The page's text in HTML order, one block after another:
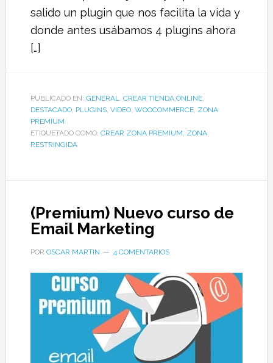
salido un plugin que nos facilita la vida y
donde antes usábamos 4 plugins ahora
[…]
PUBLICADO EN: GENERAL, CREAR TIENDA ONLINE,
DESTACADO, PLUGINS, VIDEO, WOOCOMMERCE, ZONA
PREMIUM
ETIQUETADO COMO: CREAR ZONA PREMIUM, ZONA
RESTRINGIDA
(Premium) Nuevo curso de
Email Marketing
POR OSCAR MARTIN 4 COMENTARIOS